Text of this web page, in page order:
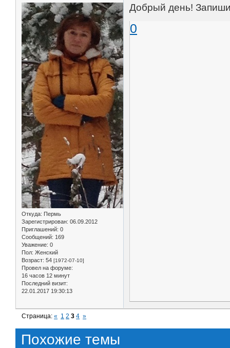
Откуда: Пермь
Зарегистрирован: 06.09.2012
Приглашений: 0
Сообщений: 169
Уважение: 0
Пол: Женский
Возраст: 54 [1972-07-10]
Провел на форуме:
16 часов 12 минут
Последний визит:
22.01.2017 19:30:13
Добрый день!
0
Страница:« 1 2 3 4 »
Похожие темы